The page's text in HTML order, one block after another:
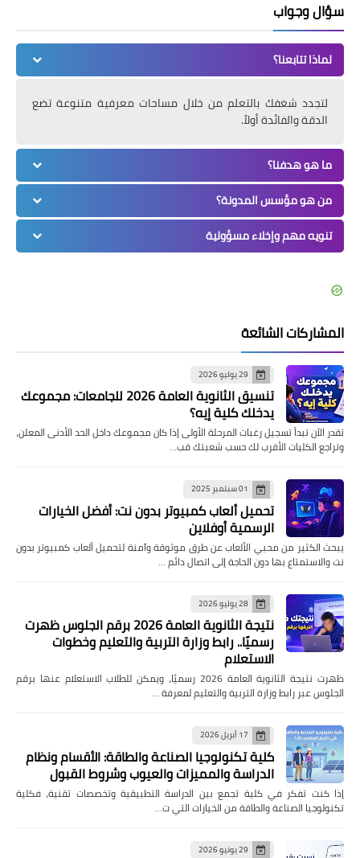
سؤال وجواب
لماذا تتابعنا؟
لتجدد شغفك بالتعلم من خلال مساحات معرفية متنوعة تضع
الدقة والفائدة أولاً.
ما هو هدفنا؟
من هو مؤسس المدونة؟
تنويه مهم وإخلاء مسؤولية
المشاركات الشائعة
29 يوليو 2026
تنسيق الثانوية العامة 2026 للجامعات: مجموعك
يدخلك كلية إيه؟
تقدر الآن تبدأ تسجيل رغبات المرحلة الأولى إذا كان مجموعك داخل الحد الأدنى المعلن،
وتراجع الكليات الأقرب لك حسب شعبتك قب…
01 سبتمبر 2025
تحميل ألعاب كمبيوتر بدون نت: أفضل الخيارات
الرسمية أوفلاين
يبحث الكثير من محبي الألعاب عن طرق موثوقة وآمنة لتحميل ألعاب كمبيوتر بدون
نت والاستمتاع بها دون الحاجة إلى اتصال دائم …
28 يوليو 2026
نتيجة الثانوية العامة 2026 برقم الجلوس ظهرت
رسميًا.. رابط وزارة التربية والتعليم وخطوات
الاستعلام
ظهرت نتيجة الثانوية العامة 2026 رسميًا، ويمكن للطلاب الاستعلام عنها برقم
الجلوس عبر رابط وزارة التربية والتعليم لمعرفة …
17 أبريل 2026
كلية تكنولوجيا الصناعة والطاقة: الأقسام ونظام
الدراسة والمميزات والعيوب وشروط القبول
إذا كنت تفكر في كلية تجمع بين الدراسة التطبيقية وتخصصات تقنية، فكلية
تكنولوجيا الصناعة والطاقة من الخيارات التي ت…
29 يونيو 2026